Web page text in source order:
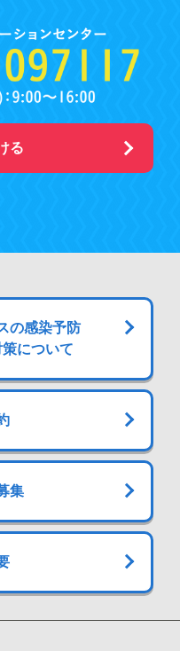
る
の感染予防
について
集